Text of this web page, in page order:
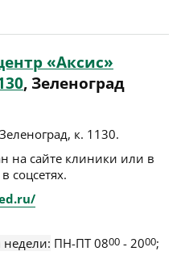
«Аксис»
, Зеленоград
к. 1130.
на сайте клиники или в
соцсетях.
ПН-ПТ 0800 - 2000;